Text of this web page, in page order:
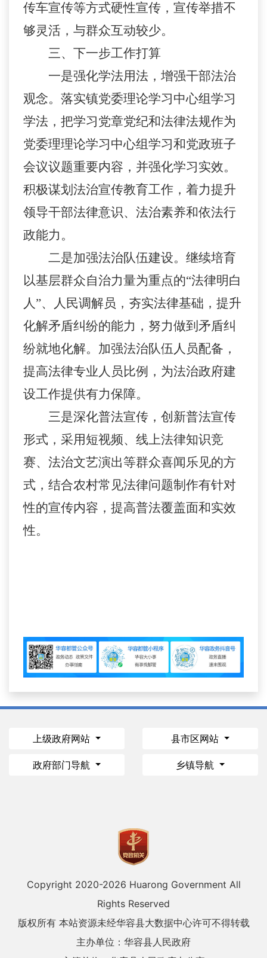
传车宣传等方式硬性宣传，宣传举措不
够灵活，与群众互动较少。
三、下一步工作打算
一是强化学法用法，增强干部法治
观念。落实镇党委理论学习中心组学习
学法，把学习党章党纪和法律法规作为
党委理理论学习中心组学习和党政班子
会议议题重要内容，并强化学习实效。
积极谋划法治宣传教育工作，着力提升
领导干部法律意识、法治素养和依法行
政能力。
二是加强法治队伍建设。继续培育
以基层群众自治力量为重点的“法律明白
人”、人民调解员，夯实法律基础，提升
化解矛盾纠纷的能力，努力做到矛盾纠
纷就地化解。加强法治队伍人员配备，
提高法律专业人员比例，为法治政府建
设工作提供有力保障。
三是深化普法宣传，创新普法宣传
形式，采用短视频、线上法律知识竞
赛、法治文艺演出等群众喜闻乐见的方
式，结合农村常见法律问题制作有针对
性的宣传内容，提高普法覆盖面和实效
性。
上级政府网站 县市区网站
政府部门导航 乡镇导航
Copyright 2020-2026 Huarong Government All
Rights Reserved
版权所有 本站资源未经华容县大数据中心许可不得转载
主办单位：华容县人民政府